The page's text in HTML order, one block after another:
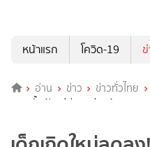
หน้าแรก
โควิด-19
อ่าน ข่าว ข่าวทั่วไทย
บุตร ตั้งเป้าแม่มีลูกอย่างน้อย 2 คน